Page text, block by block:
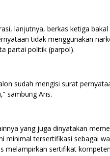
lanjutnya, berkas ketiga
tidak menggunakan
partai politik (parpol).
sudah mengisi surat
sambung Aris.
yang juga dinyatakan
minimal tersertifikasi sebagai
melampirkan sertifikat